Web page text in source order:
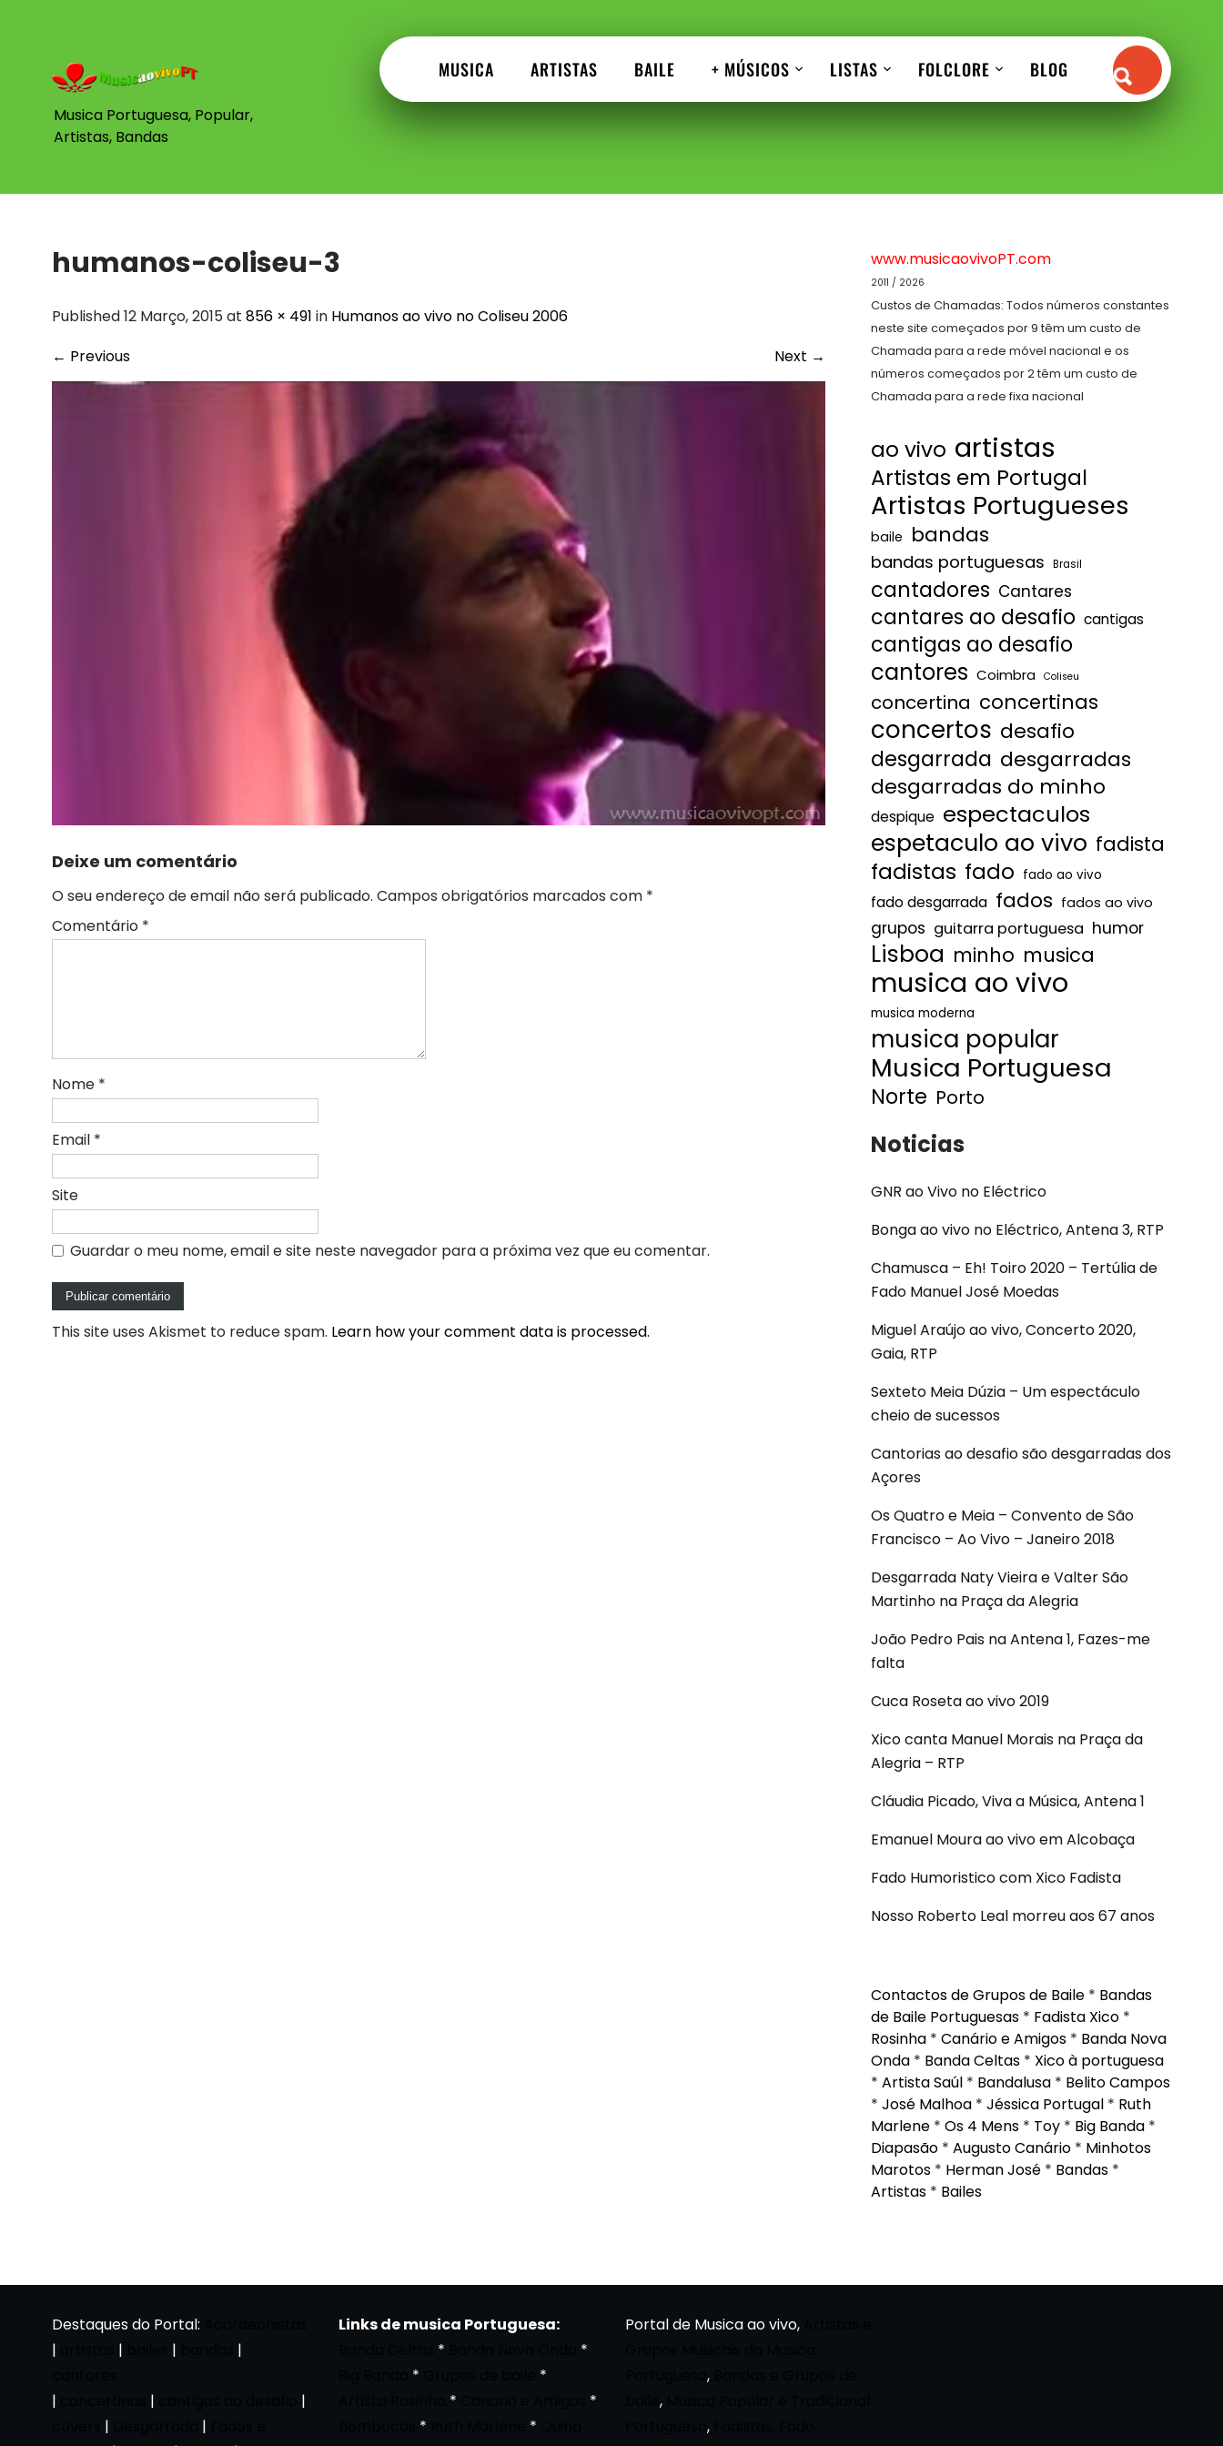
Musica Portuguesa, Popular,
Artistas, Bandas
MUSICA ARTISTAS BAILE + MÚSICOS LISTAS FOLCLORE BLOG
humanos-coliseu-3
Published 12 Março, 2015 at 856 × 491 in Humanos ao vivo no Coliseu 2006
← Previous Next →
Deixe um comentário
O seu endereço de email não será publicado. Campos obrigatórios marcados com *
Comentário *
Nome *
Email *
Site
Guardar o meu nome, email e site neste navegador para a próxima vez que eu comentar.
This site uses Akismet to reduce spam. Learn how your comment data is processed.
www.musicaovivoPT.com
2011 / 2026
Custos de Chamadas: Todos números constantes
neste site começados por 9 têm um custo de
Chamada para a rede móvel nacional e os
números começados por 2 têm um custo de
Chamada para a rede fixa nacional
ao vivo artistas
Artistas em Portugal
Artistas Portugueses
baile bandas
bandas portuguesas Brasil
cantadores Cantares
cantares ao desafio cantigas
cantigas ao desafio
cantores Coimbra Coliseu
concertina concertinas
concertos desafio
desgarrada desgarradas
desgarradas do minho
despique espectaculos
espetaculo ao vivo fadista
fadistas fado fado ao vivo
fado desgarrada fados fados ao vivo
grupos guitarra portuguesa humor
Lisboa minho musica
musica ao vivo
musica moderna
musica popular
Musica Portuguesa
Norte Porto
Noticias
GNR ao Vivo no Eléctrico
Bonga ao vivo no Eléctrico, Antena 3, RTP
Chamusca – Eh! Toiro 2020 – Tertúlia de
Fado Manuel José Moedas
Miguel Araújo ao vivo, Concerto 2020,
Gaia, RTP
Sexteto Meia Dúzia – Um espectáculo
cheio de sucessos
Cantorias ao desafio são desgarradas dos
Açores
Os Quatro e Meia – Convento de São
Francisco – Ao Vivo – Janeiro 2018
Desgarrada Naty Vieira e Valter São
Martinho na Praça da Alegria
João Pedro Pais na Antena 1, Fazes-me
falta
Cuca Roseta ao vivo 2019
Xico canta Manuel Morais na Praça da
Alegria – RTP
Cláudia Picado, Viva a Música, Antena 1
Emanuel Moura ao vivo em Alcobaça
Fado Humoristico com Xico Fadista
Nosso Roberto Leal morreu aos 67 anos
Contactos de Grupos de Baile * Bandas
de Baile Portuguesas * Fadista Xico *
Rosinha * Canário e Amigos * Banda Nova
Onda * Banda Celtas * Xico à portuguesa
* Artista Saúl * Bandalusa * Belito Campos
* José Malhoa * Jéssica Portugal * Ruth
Marlene * Os 4 Mens * Toy * Big Banda *
Diapasão * Augusto Canário * Minhotos
Marotos * Herman José * Bandas *
Artistas * Bailes
Destaques do Portal:
|
| |
|
|
|
|
| |
Links de musica Portuguesa:
*
*
*
*
*
*
* *
Portal de Musica ao vivo,
,
,
,